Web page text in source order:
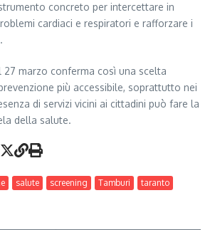
concreto per intercettare in
cardiaci e respiratori e rafforzare i
27 marzo conferma così una scelta
più accessibile, soprattutto nei
di servizi vicini ai cittadini può fare la
della salute.
salute screening Tamburi taranto